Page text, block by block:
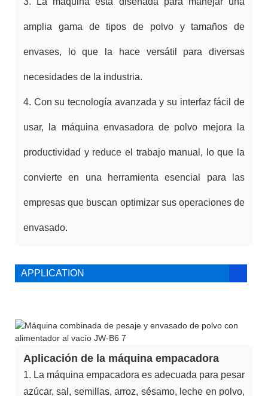
amplia gama de tipos de polvo y tamaños de
envases, lo que la hace versátil para diversas
necesidades de la industria.
4. Con su tecnología avanzada y su interfaz fácil de
usar, la máquina envasadora de polvo mejora la
productividad y reduce el trabajo manual, lo que la
convierte en una herramienta esencial para las
empresas que buscan optimizar sus operaciones de
envasado.
APPLICATION
Aplicación de la máquina empacadora
1. La máquina empacadora es adecuada para pesar
azúcar, sal, semillas, arroz, sésamo, leche en polvo,